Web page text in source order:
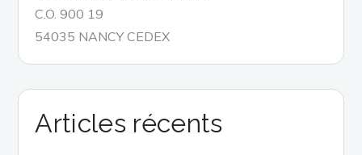
C.O. 900 19
54035 NANCY CEDEX
Articles récents